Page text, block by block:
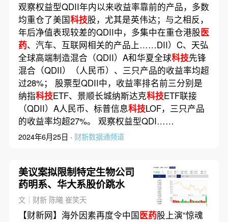
观察权益型QDII年内以来收益率靠前的产品，多数
均重仓了美国科技股，尤其是英伟达；与之相反，
年后净值表现较差的QDII中，多集中在重仓港股医
药、汽车、互联网相关的产品上……DII）C、天弘
全球高端制造混合（QDII）A和华夏全球科技先锋
混合（QDII）（人民币）、三只产品的收益率均超
过28%； 股票型QDII中，收益率排名前三分别是
纳指科技ETF、景顺长城纳斯达克科技ETF联接
（QDII）A人民币、标普信息科技LOF，三只产品
的收益率均超27%。 观察权益型QDI……
2024年6月25日 · 财新数据通频道
美议案拟限制特定生物公司
药明系、华大系股价跳水
文｜财新 陈曦 崔笑天
【财新网】海外因素再度令中国医药股上演“惊魂